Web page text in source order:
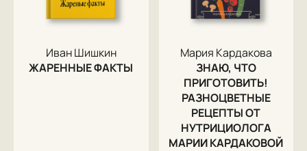
Иван Шишкин
ЖАРЕННЫЕ ФАКТЫ
Мария Кардакова
ЗНАЮ, ЧТО
ПРИГОТОВИТЬ!
РАЗНОЦВЕТНЫЕ
РЕЦЕПТЫ ОТ
НУТРИЦИОЛОГА
МАРИИ КАРДАКОВОЙ